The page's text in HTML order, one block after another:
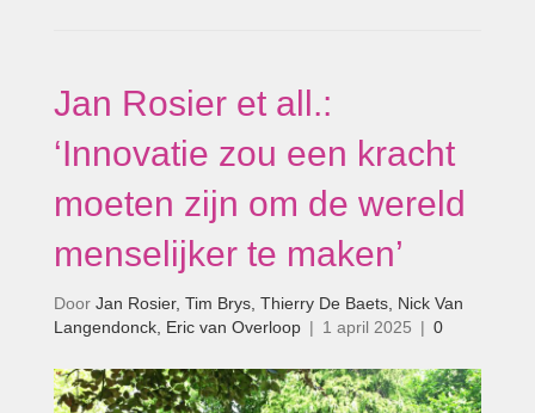
Jan Rosier et all.:
‘Innovatie zou een kracht
moeten zijn om de wereld
menselijker te maken’
Door Jan Rosier, Tim Brys, Thierry De Baets, Nick Van
Langendonck, Eric van Overloop | 1 april 2025 | 0